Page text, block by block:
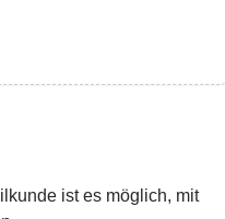
ist es möglich, mit